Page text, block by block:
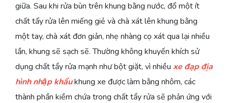
giữa. Sau khi rửa bùn trên khung bằng nước, đổ một ít
chất tẩy rửa lên miếng giẻ và chà xát lên khung bằng
một tay, chà xát đơn giản, nhẹ nhàng cọ xát qua lại nhiều
lần, khung sẽ sạch sẽ. Thường không khuyến khích sử
dụng chất tẩy rửa mạnh như bột giặt, vì nhiều xe đạp địa
hình nhập khẩukhung xe được làm bằng nhôm, các
thành phần kiềm chứa trong chất tẩy rửa sẽ phản ứng với